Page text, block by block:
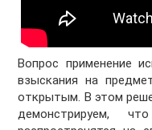
Вопрос применение
взыскания на
открытым. В этом
демонстрируем,